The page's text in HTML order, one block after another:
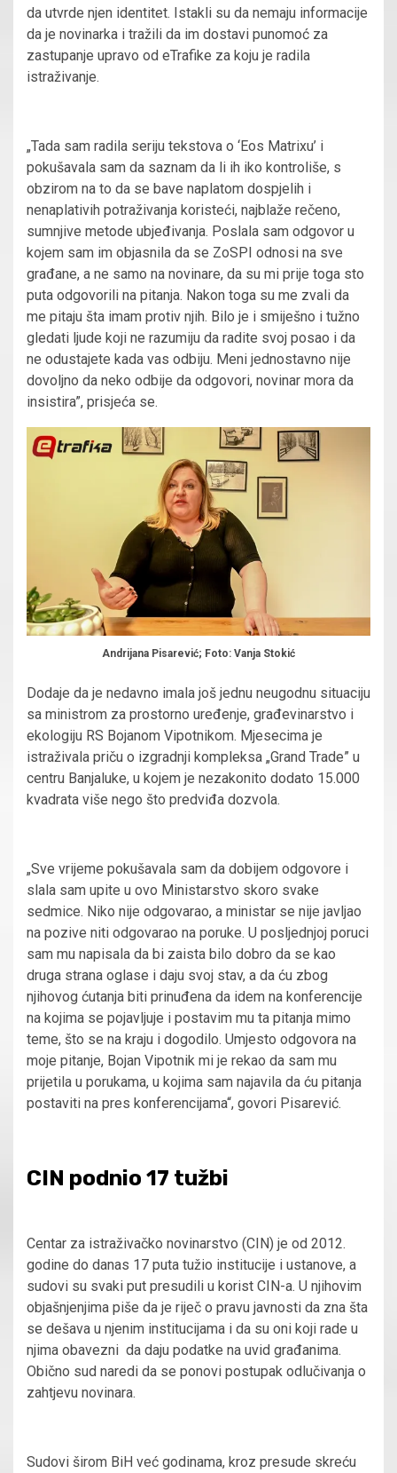
da utvrde njen identitet. Istakli su da nemaju informacije
da je novinarka i tražili da im dostavi punomoć za
zastupanje upravo od eTrafike za koju je radila
istraživanje.
„Tada sam radila seriju tekstova o ‘Eos Matrixu’ i
pokušavala sam da saznam da li ih iko kontroliše, s
obzirom na to da se bave naplatom dospjelih i
nenaplativih potraživanja koristeći, najblaže rečeno,
sumnjive metode ubjeđivanja. Poslala sam odgovor u
kojem sam im objasnila da se ZoSPI odnosi na sve
građane, a ne samo na novinare, da su mi prije toga sto
puta odgovorili na pitanja. Nakon toga su me zvali da
me pitaju šta imam protiv njih. Bilo je i smiješno i tužno
gledati ljude koji ne razumiju da radite svoj posao i da
ne odustajete kada vas odbiju. Meni jednostavno nije
dovoljno da neko odbije da odgovori, novinar mora da
insistira”, prisjeća se.
Andrijana Pisarević; Foto: Vanja Stokić
Dodaje da je nedavno imala još jednu neugodnu situaciju
sa ministrom za prostorno uređenje, građevinarstvo i
ekologiju RS Bojanom Vipotnikom. Mjesecima je
istraživala priču o izgradnji kompleksa „Grand Trade” u
centru Banjaluke, u kojem je nezakonito dodato 15.000
kvadrata više nego što predviđa dozvola.
„Sve vrijeme pokušavala sam da dobijem odgovore i
slala sam upite u ovo Ministarstvo skoro svake
sedmice. Niko nije odgovarao, a ministar se nije javljao
na pozive niti odgovarao na poruke. U posljednjoj poruci
sam mu napisala da bi zaista bilo dobro da se kao
druga strana oglase i daju svoj stav, a da ću zbog
njihovog ćutanja biti prinuđena da idem na konferencije
na kojima se pojavljuje i postavim mu ta pitanja mimo
teme, što se na kraju i dogodilo. Umjesto odgovora na
moje pitanje, Bojan Vipotnik mi je rekao da sam mu
prijetila u porukama, u kojima sam najavila da ću pitanja
postaviti na pres konferencijama“, govori Pisarević.
CIN podnio 17 tužbi
Centar za istraživačko novinarstvo (CIN) je od 2012.
godine do danas 17 puta tužio institucije i ustanove, a
sudovi su svaki put presudili u korist CIN-a. U njihovim
objašnjenjima piše da je riječ o pravu javnosti da zna šta
se dešava u njenim institucijama i da su oni koji rade u
njima obavezni da daju podatke na uvid građanima.
Obično sud naredi da se ponovi postupak odlučivanja o
zahtjevu novinara.
Sudovi širom BiH već godinama, kroz presude skreću